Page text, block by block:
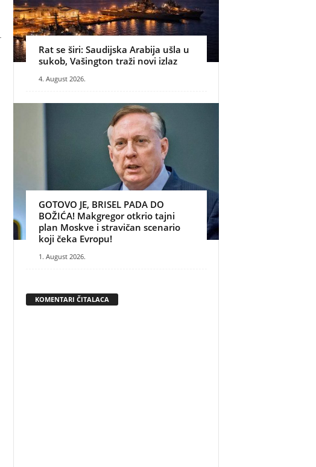
Rat se širi: Saudijska Arabija ušla u
sukob, Vašington traži novi izlaz
4. August 2026.
GOTOVO JE, BRISEL PADA DO
BOŽIĆA! Makgregor otkrio tajni
plan Moskve i stravičan scenario
koji čeka Evropu!
1. August 2026.
KOMENTARI ČITALACA